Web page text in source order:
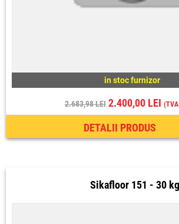
in stoc furnizor
2.683,98 LEI2.400,00 LEI
DETALII PRODUS
Sikafloor 151 - 30 kg